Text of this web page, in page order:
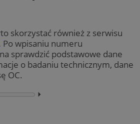
skorzystać również z serwisu
Po wpisaniu numeru
sprawdzić podstawowe dane
o badaniu technicznym, dane
OC.
⏵︎